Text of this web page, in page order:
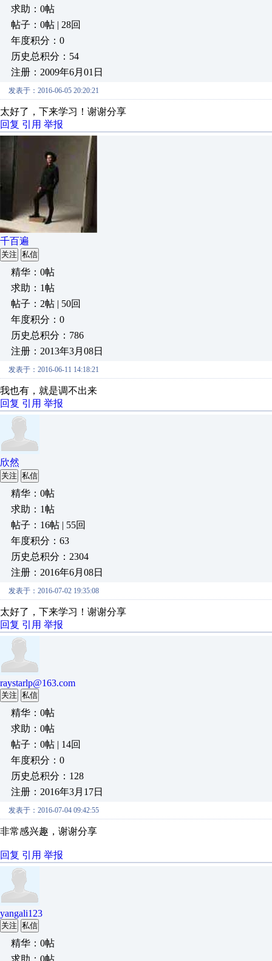
求助：0帖
帖子：0帖 | 28回
年度积分：0
历史总积分：54
注册：2009年6月01日
发表于：2016-06-05 20:20:21
太好了，下来学习！谢谢分享
回复 引用 举报
千百遍
关注 私信
精华：0帖
求助：1帖
帖子：2帖 | 50回
年度积分：0
历史总积分：786
注册：2013年3月08日
发表于：2016-06-11 14:18:21
我也有，就是调不出来
回复 引用 举报
欣然
关注 私信
精华：0帖
求助：1帖
帖子：16帖 | 55回
年度积分：63
历史总积分：2304
注册：2016年6月08日
发表于：2016-07-02 19:35:08
太好了，下来学习！谢谢分享
回复 引用 举报
raystarlp@163.com
关注 私信
精华：0帖
求助：0帖
帖子：0帖 | 14回
年度积分：0
历史总积分：128
注册：2016年3月17日
发表于：2016-07-04 09:42:55
非常感兴趣，谢谢分享
回复 引用 举报
yangali123
关注 私信
精华：0帖
求助：0帖